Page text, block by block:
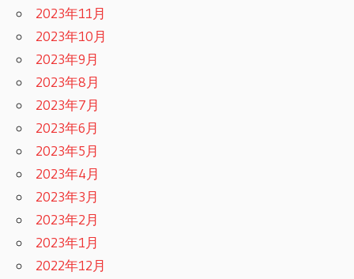
2023年11月
2023年10月
2023年9月
2023年8月
2023年7月
2023年6月
2023年5月
2023年4月
2023年3月
2023年2月
2023年1月
2022年12月